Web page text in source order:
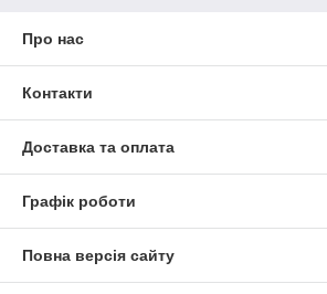
Про нас
Контакти
Доставка та оплата
Графік роботи
Повна версія сайту